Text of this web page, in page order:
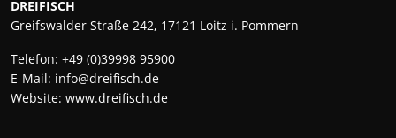
DREIFISCH
Greifswalder Straße 242, 17121 Loitz i. Pommern
Telefon: +49 (0)39998 95900
E-Mail: info@dreifisch.de
Website: www.dreifisch.de